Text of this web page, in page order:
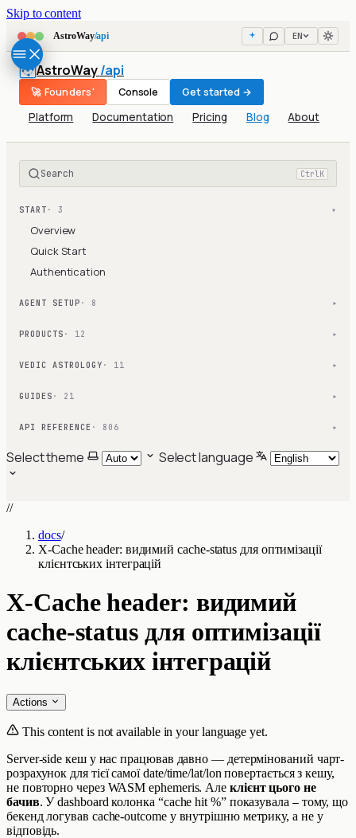
Skip to content
AstroWay/api EN
AstroWay/api
Platform Documentation Pricing Blog About
🚀 Founders' Console Get started →
Search Ctrl K
START · 3 ▾
Overview
Quick Start
Authentication
AGENT SETUP · 8 ▾
PRODUCTS · 12 ▾
VEDIC ASTROLOGY · 11 ▾
GUIDES · 21 ▾
API REFERENCE · 806 ▾
Select theme Select language
//
docs/
X-Cache header: видимий cache-status для оптимізації
клієнтських інтеграцій
X-Cache header: видимий
cache-status для оптимізації
клієнтських інтеграцій
Actions
This content is not available in your language yet.
Server-side кеш у нас працював давно — детермінований чарт-
розрахунок для тієї самої date/time/lat/lon повертається з кешу,
не повторно через WASM ephemeris. Але клієнт цього не
бачив. У dashboard колонка “cache hit %” показувала —тому, що
бекенд логував cache-outcome у внутрішню метрику, а не у
відповідь.